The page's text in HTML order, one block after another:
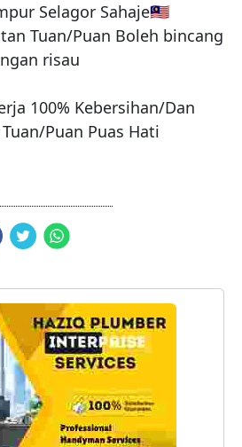
Selagor Sahaje🇲🇾
Tuan/Puan Boleh bincang
risau
100% Kebersihan/Dan
Puan Puas Hati